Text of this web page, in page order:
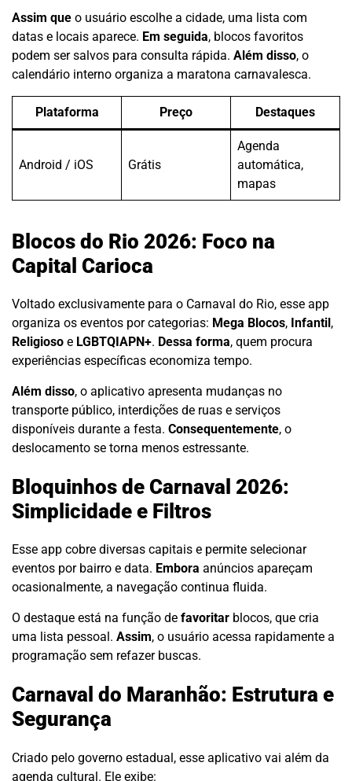
Assim que o usuário escolhe a cidade, uma lista com
datas e locais aparece. Em seguida, blocos favoritos
podem ser salvos para consulta rápida. Além disso, o
calendário interno organiza a maratona carnavalesca.
Plataforma Preço Destaques
Android / iOS Grátis
Agenda
automática,
mapas
Blocos do Rio 2026: Foco na
Capital Carioca
Voltado exclusivamente para o Carnaval do Rio, esse app
organiza os eventos por categorias: Mega Blocos, Infantil ,
Religioso e LGBTQIAPN+. Dessa forma, quem procura
experiências específicas economiza tempo.
Além disso, o aplicativo apresenta mudanças no
transporte público, interdições de ruas e serviços
disponíveis durante a festa. Consequentemente, o
deslocamento se torna menos estressante.
Bloquinhos de Carnaval 2026:
Simplicidade e Filtros
Esse app cobre diversas capitais e permite selecionar
eventos por bairro e data. Embora anúncios apareçam
ocasionalmente, a navegação continua fluida.
O destaque está na função de favoritar blocos, que cria
uma lista pessoal. Assim, o usuário acessa rapidamente a
programação sem refazer buscas.
Carnaval do Maranhão: Estrutura e
Segurança
Criado pelo governo estadual, esse aplicativo vai além da
agenda cultural. Ele exibe: